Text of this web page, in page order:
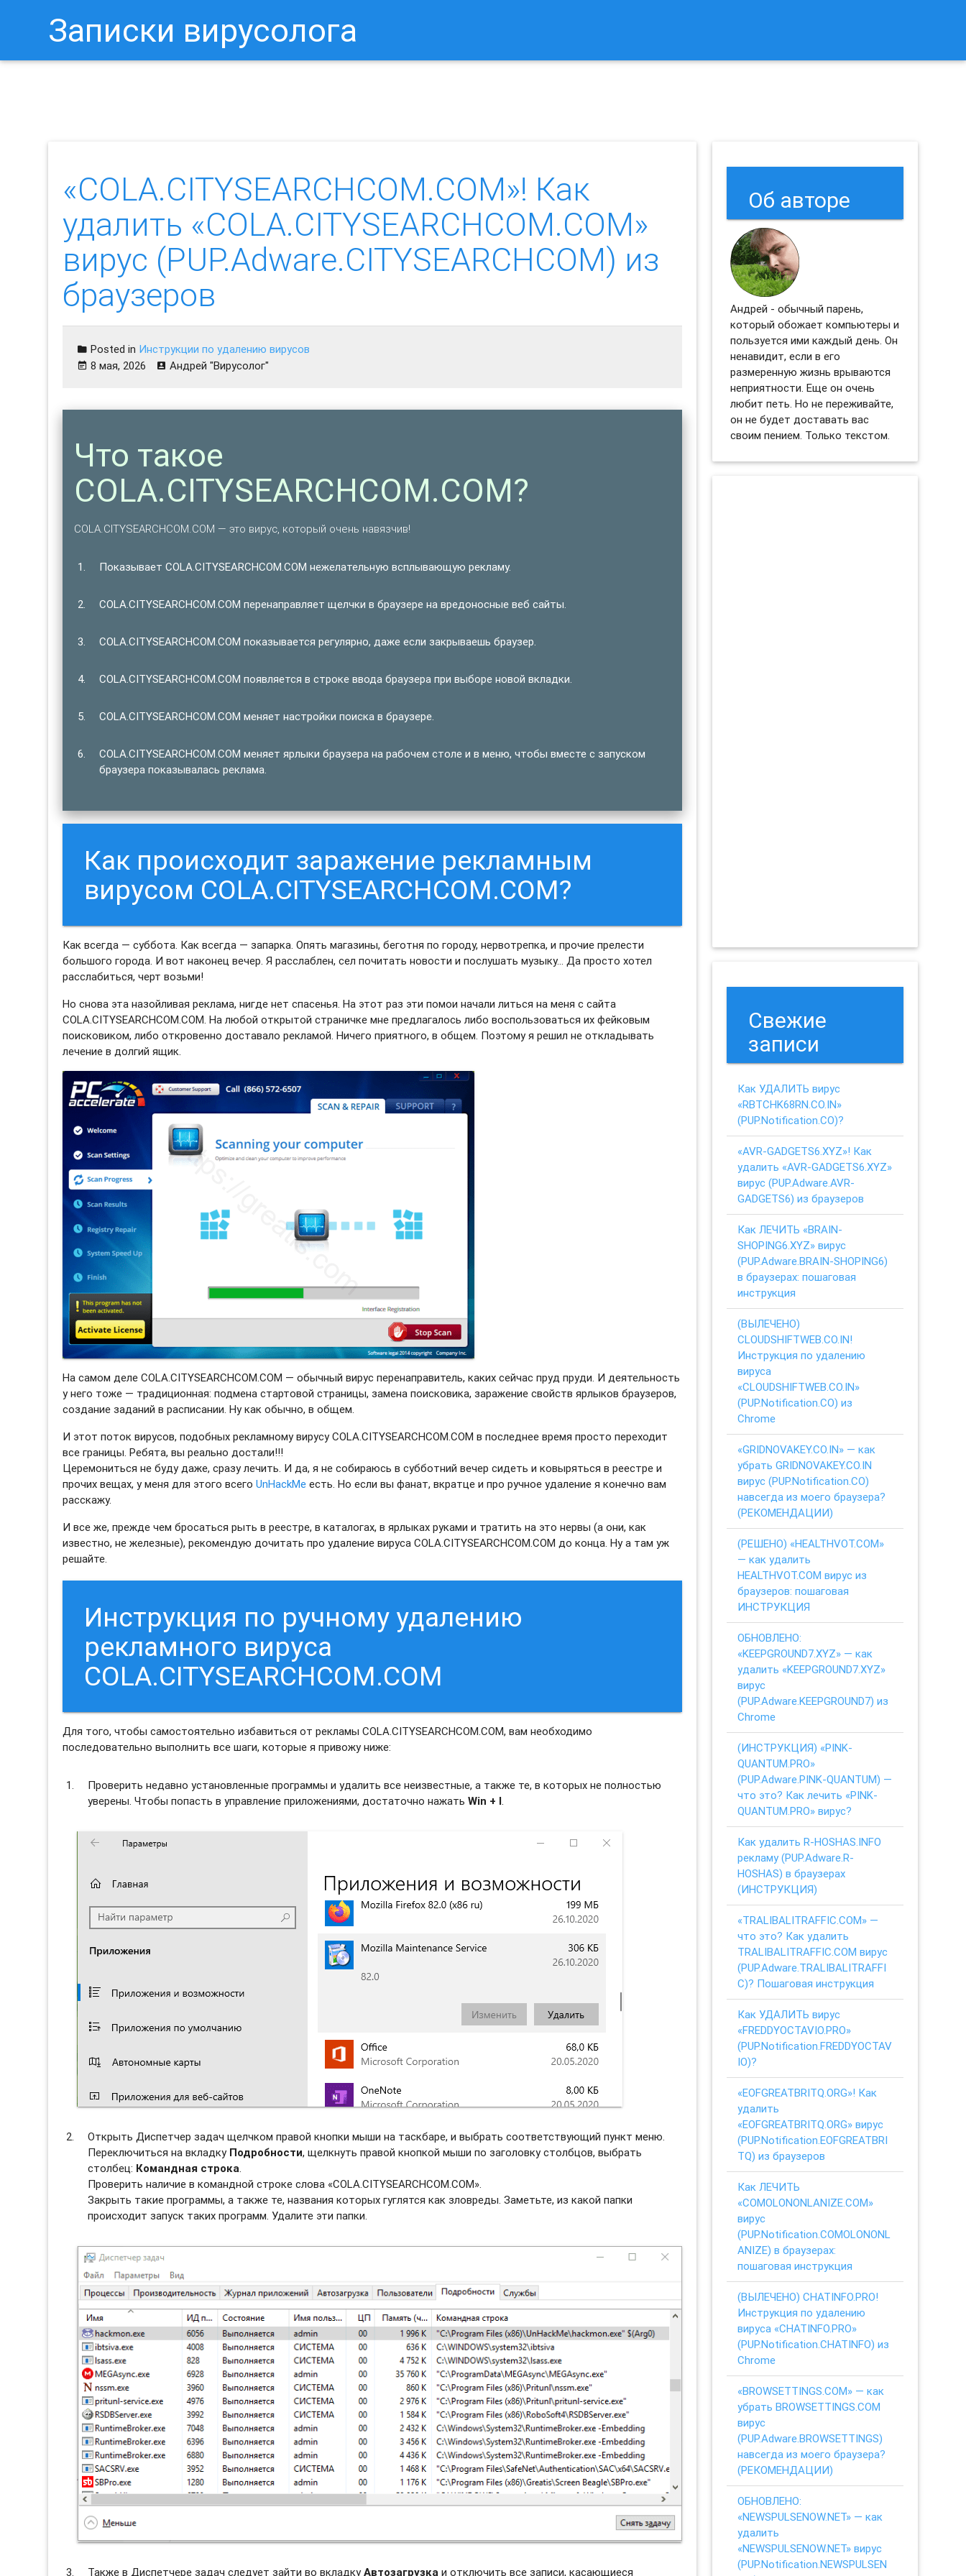
Записки вирусолога
«COLA.CITYSEARCHCOM.COM»! Как
удалить «COLA.CITYSEARCHCOM.COM»
вирус (PUP.Adware.CITYSEARCHCOM) из
браузеров
Posted in Инструкции по удалению вирусов
8 мая, 2026
Андрей "Вирусолог"
Что такое
COLA.CITYSEARCHCOM.COM?
COLA.CITYSEARCHCOM.COM — это вирус, который очень навязчив!
Показывает COLA.CITYSEARCHCOM.COM нежелательную всплывающую рекламу.
COLA.CITYSEARCHCOM.COM перенаправляет щелчки в браузере на вредоносные веб сайты.
COLA.CITYSEARCHCOM.COM показывается регулярно, даже если закрываешь браузер.
COLA.CITYSEARCHCOM.COM появляется в строке ввода браузера при выборе новой вкладки.
COLA.CITYSEARCHCOM.COM меняет настройки поиска в браузере.
COLA.CITYSEARCHCOM.COM меняет ярлыки браузера на рабочем столе и в меню, чтобы вместе с запуском
браузера показывалась реклама.
Как происходит заражение рекламным
вирусом COLA.CITYSEARCHCOM.COM?
Как всегда — суббота. Как всегда — запарка. Опять магазины, беготня по городу, нервотрепка, и прочие прелести
большого города. И вот наконец вечер. Я расслаблен, сел почитать новости и послушать музыку… Да просто хотел
расслабиться, черт возьми!
Но снова эта назойливая реклама, нигде нет спасенья. На этот раз эти помои начали литься на меня с сайта
COLA.CITYSEARCHCOM.COM. На любой открытой страничке мне предлагалось либо воспользоваться их фейковым
поисковиком, либо откровенно доставало рекламой. Ничего приятного, в общем. Поэтому я решил не откладывать
лечение в долгий ящик.
На самом деле COLA.CITYSEARCHCOM.COM — обычный вирус перенаправитель, каких сейчас пруд пруди. И деятельность
у него тоже — традиционная: подмена стартовой страницы, замена поисковика, заражение свойств ярлыков браузеров,
создание заданий в расписании. Ну как обычно, в общем.
И этот поток вирусов, подобных рекламному вирусу COLA.CITYSEARCHCOM.COM в последнее время просто переходит
все границы. Ребята, вы реально достали!!!
Церемониться не буду даже, сразу лечить. И да, я не собираюсь в субботний вечер сидеть и ковыряться в реестре и
прочих вещах, у меня для этого всегоUnHackMe есть. Но если вы фанат, вкратце и про ручное удаление я конечно вам
расскажу.
И все же, прежде чем бросаться рыть в реестре, в каталогах, в ярлыках руками и тратить на это нервы (а они, как
известно, не железные), рекомендую дочитать про удаление вируса COLA.CITYSEARCHCOM.COM до конца. Ну а там уж
решайте.
Инструкция по ручному удалению
рекламного вируса
COLA.CITYSEARCHCOM.COM
Для того, чтобы самостоятельно избавиться от рекламы COLA.CITYSEARCHCOM.COM, вам необходимо
последовательно выполнить все шаги, которые я привожу ниже:
Проверить недавно установленные программы и удалить все неизвестные, а также те, в которых не полностью
уверены. Чтобы попасть в управление приложениями, достаточно нажатьWin + I.
Открыть Диспетчер задач щелчком правой кнопки мыши на таскбаре, и выбрать соотвeтствующий пункт меню.
Переключиться на вкладку Подробности, щелкнуть правой кнопкой мыши по заголовку столбцов, выбрать
столбец: Командная строка.
Проверить наличие в командной строке слова «COLA.CITYSEARCHCOM.COM».
Закрыть такие программы, а также те, названия которых гуглятся как зловреды. Заметьте, из какой папки
происходит запуск таких программ. Удалите эти папки.
Также в Диспетчере задач следует зайти во вкладкуАвтозагрузка и отключить все записи, касающиеся
Об авторе
Андрей - обычный парень,
который обожает компьютеры и
пользуется ими каждый день. Он
ненавидит, если в его
размеренную жизнь врываются
неприятности. Еще он очень
любит петь. Но не переживайте,
он не будет доставать вас
своим пением. Только текстом.
Свежие
записи
Как УДАЛИТЬ вирус
«RBTCHK68RN.CO.IN»
(PUP.Notification.CO)?
«AVR-GADGETS6.XYZ»! Как
удалить «AVR-GADGETS6.XYZ»
вирус (PUP.Adware.AVR-
GADGETS6) из браузеров
Как ЛЕЧИТЬ «BRAIN-
SHOPING6.XYZ» вирус
(PUP.Adware.BRAIN-SHOPING6)
в браузерах: пошаговая
инструкция
(ВЫЛЕЧЕНО)
CLOUDSHIFTWEB.CO.IN!
Инструкция по удалению
вируса
«CLOUDSHIFTWEB.CO.IN»
(PUP.Notification.CO) из
Chrome
«GRIDNOVAKEY.CO.IN» — как
убрать GRIDNOVAKEY.CO.IN
вирус (PUP.Notification.CO)
навсегда из моего браузера?
(РЕКОМЕНДАЦИИ)
(РЕШЕНО) «HEALTHVOT.COM»
— как удалить
HEALTHVOT.COM вирус из
браузеров: пошаговая
ИНСТРУКЦИЯ
ОБНОВЛЕНО:
«KEEPGROUND7.XYZ» — как
удалить «KEEPGROUND7.XYZ»
вирус
(PUP.Adware.KEEPGROUND7) из
Chrome
(ИНСТРУКЦИЯ) «PINK-
QUANTUM.PRO»
(PUP.Adware.PINK-QUANTUM) —
что это? Как лечить «PINK-
QUANTUM.PRO» вирус?
Как удалить R-HOSHAS.INFO
рекламу (PUP.Adware.R-
HOSHAS) в браузерах
(ИНСТРУКЦИЯ)
«TRALIBALITRAFFIC.COM» —
что это? Как удалить
TRALIBALITRAFFIC.COM вирус
(PUP.Adware.TRALIBALITRAFFI
C)? Пошаговая инструкция
Как УДАЛИТЬ вирус
«FREDDYOCTAVIO.PRO»
(PUP.Notification.FREDDYOCTAV
IO)?
«EOFGREATBRITQ.ORG»! Как
удалить
«EOFGREATBRITQ.ORG» вирус
(PUP.Notification.EOFGREATBRI
TQ) из браузеров
Как ЛЕЧИТЬ
«COMOLONONLANIZE.COM»
вирус
(PUP.Notification.COMOLONONL
ANIZE) в браузерах:
пошаговая инструкция
(ВЫЛЕЧЕНО) CHATINFO.PRO!
Инструкция по удалению
вируса «CHATINFO.PRO»
(PUP.Notification.CHATINFO) из
Chrome
«BROWSETTINGS.COM» — как
убрать BROWSETTINGS.COM
вирус
(PUP.Adware.BROWSETTINGS)
навсегда из моего браузера?
(РЕКОМЕНДАЦИИ)
ОБНОВЛЕНО:
«NEWSPULSENOW.NET» — как
удалить
«NEWSPULSENOW.NET» вирус
(PUP.Notification.NEWSPULSEN